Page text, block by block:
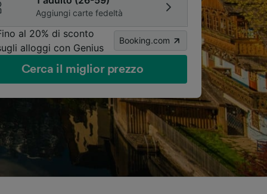
Aggiungi carte fedeltà
al 20% di sconto
alloggi con Genius
Booking.com
Cerca il miglior prezzo